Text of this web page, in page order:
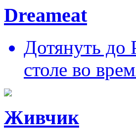
Dreameat
Дотянуть до
столе во
Живчик